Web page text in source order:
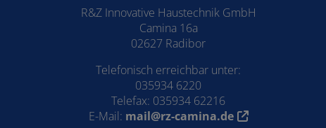
R&Z Innovative Haustechnik GmbH
Camina 16a
02627 Radibor
Telefonisch erreichbar unter:
035934 6220
Telefax: 035934 62216
E-Mail: mail@rz-camina.de